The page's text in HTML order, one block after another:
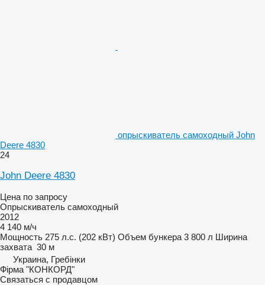
опрыскиватель самоходный John
Deere 4830
24
John Deere 4830
Цена по запросу
Опрыскиватель самоходный
2012
4 140 м/ч
Мощность 275 л.с. (202 кВт) Объем бункера 3 800 л Ширина
захвата 30 м
Украина, Гребінки
Фірма "КОНКОРД"
Связаться с продавцом